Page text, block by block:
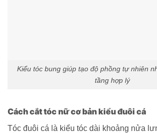
Kiểu tóc bung giúp tạo độ phồng tự nhiên
tầng hợp lý
Cách cắt tóc nữ cơ bản kiểu đuôi cá
Tóc đuôi cá là kiểu tóc dài khoảng nửa